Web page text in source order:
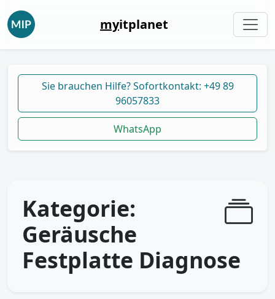
myitplanet
Sie brauchen Hilfe? Sofortkontakt: +49 89
96057833
WhatsApp
Kategorie:
Geräusche
Festplatte Diagnose